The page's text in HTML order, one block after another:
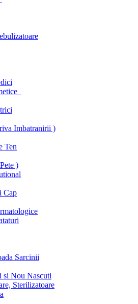
Imbatranirii )
Ten
)
Cap
Sarcinii
si Nou Nascuti
Sterilizatoare